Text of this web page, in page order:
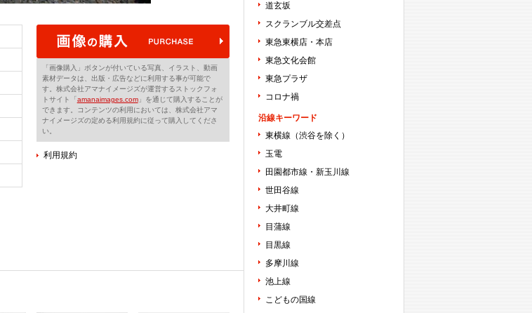
「画像購入」ボタンが付いている写真、イラスト、動画
素材データは、出版・広告などに利用する事が可能で
す。株式会社アマナイメージズが運営するストックフォ
トサイト「amanaimages.com」を通じて購入することが
できます。コンテンツの利用においては、株式会社アマ
ナイメージズの定める利用規約に従って購入してくださ
い。
利用規約
道玄坂
スクランブル交差点
東急東横店・本店
東急文化会館
東急プラザ
コロナ禍
沿線キーワード
東横線（渋谷を除く）
玉電
田園都市線・新玉川線
世田谷線
大井町線
目蒲線
目黒線
多摩川線
池上線
こどもの国線